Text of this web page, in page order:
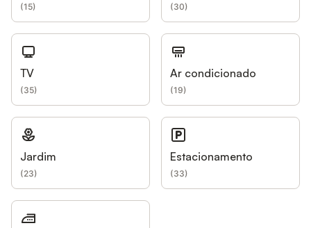
(15) (30)
TV
(35)
Ar condicionado
(19)
Jardim
(23)
Estacionamento
(33)